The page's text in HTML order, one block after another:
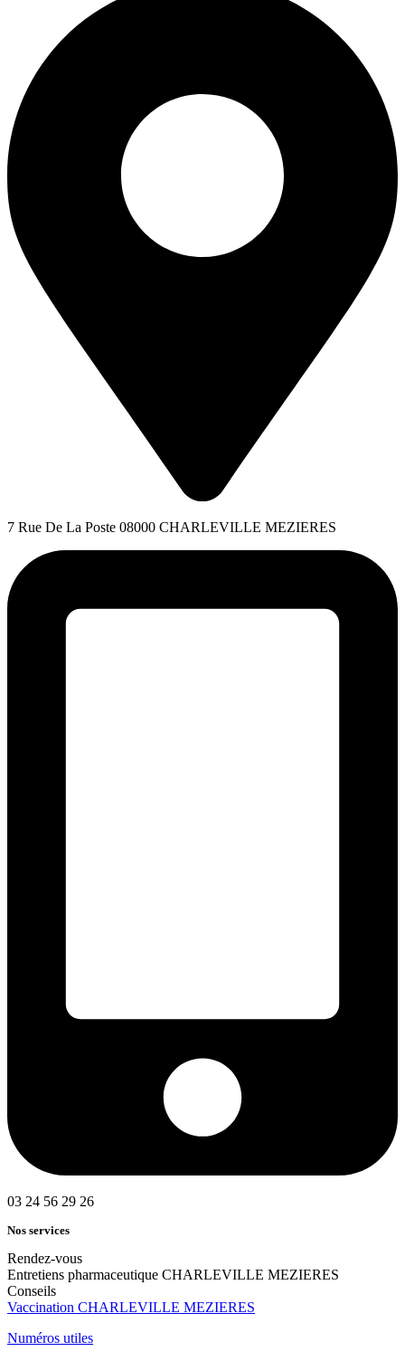
7 Rue De La Poste 08000 CHARLEVILLE MEZIERES
03 24 56 29 26
Nos services
Rendez-vous
Entretiens pharmaceutique CHARLEVILLE MEZIERES
Conseils
Vaccination CHARLEVILLE MEZIERES
Numéros utiles